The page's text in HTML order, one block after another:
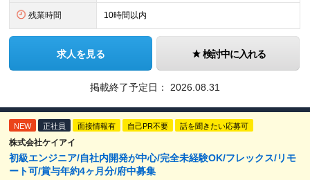
残業時間 10時間以内
求人を見る 検討中に入れる
掲載終了予定日： 2026.08.31
NEW 正社員 面接情報有 自己PR不要 話を聞きたい応募可
株式会社ケイアイ
初級エンジニア/自社内開発が中心/完全未経験OK/フレックス/リモ
ート可/賞与年約4ヶ月分/府中募集